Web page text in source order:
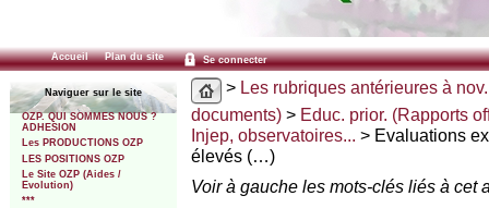
Accueil Plan du site Se connecter
Naviguer sur le site
OZP. QUI SOMMES NOUS ?
ADHESION
Les PRODUCTIONS OZP
LES POSITIONS OZP
Le Site OZP (Aides /
Evolution)
***
> Les rubriques antérieures à
documents)> Educ. prior. (Rapports
Injep, observatoires... > Evaluations
élevés (…)
Voir à gauche les mots-clés liés à cet